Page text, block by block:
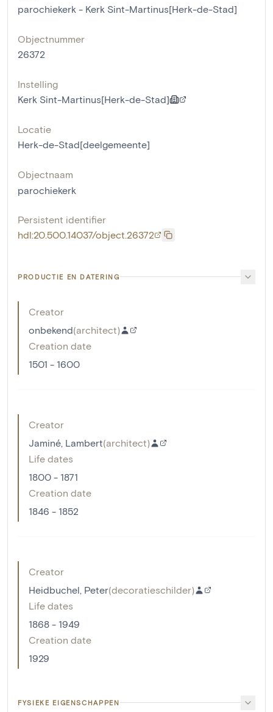
parochiekerk - Kerk Sint-Martinus[Herk-de-Stad]
Objectnummer
26372
Instelling
Kerk Sint-Martinus[Herk-de-Stad]
Locatie
Herk-de-Stad[deelgemeente]
Objectnaam
parochiekerk
Persistent identifier
hdl:20.500.14037/object.26372
PRODUCTIE EN DATERING
Creator
onbekend(architect)
Creation date
1501 - 1600
Creator
Jaminé, Lambert(architect)
Life dates
1800 - 1871
Creation date
1846 - 1852
Creator
Heidbuchel, Peter(decoratieschilder)
Life dates
1868 - 1949
Creation date
1929
FYSIEKE EIGENSCHAPPEN